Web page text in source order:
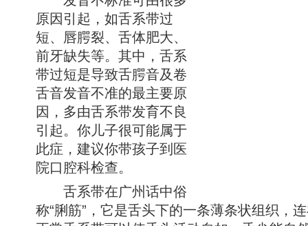
原因引起，如舌系带过
短、唇腭裂、舌体肥大、
前牙缺失等。其中，舌系
带过短是导致舌腭音及卷
舌音发音不准的最主要原
因，多由舌系带发育不良
引起。你儿子很可能属于
此症，建议你带孩子到医
院口腔科检查。
舌系带在广州话中俗
称“脷筋”，它是舌头下的一条薄条状组织，